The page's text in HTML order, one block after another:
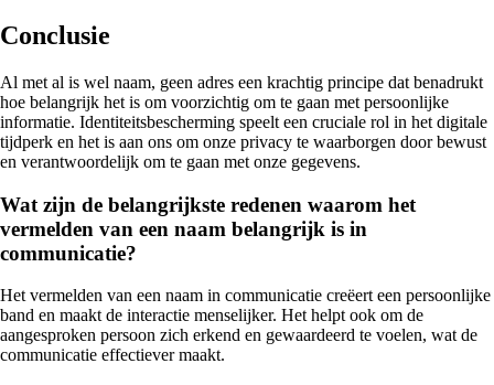
Conclusie
Al met al is wel naam, geen adres een krachtig principe dat benadrukt
hoe belangrijk het is om voorzichtig om te gaan met persoonlijke
informatie. Identiteitsbescherming speelt een cruciale rol in het digitale
tijdperk en het is aan ons om onze privacy te waarborgen door bewust
en verantwoordelijk om te gaan met onze gegevens.
Wat zijn de belangrijkste redenen waarom het
vermelden van een naam belangrijk is in
communicatie?
Het vermelden van een naam in communicatie creëert een persoonlijke
band en maakt de interactie menselijker. Het helpt ook om de
aangesproken persoon zich erkend en gewaardeerd te voelen, wat de
communicatie effectiever maakt.